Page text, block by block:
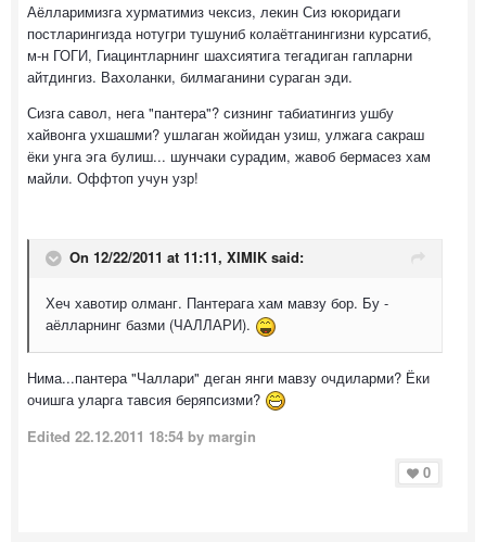
Аёлларимизга хурматимиз чексиз, лекин Сиз юкоридаги
постларингизда нотугри тушуниб колаётганингизни курсатиб,
м-н ГОГИ, Гиацинтларнинг шахсиятига тегадиган гапларни
айтдингиз. Вахоланки, билмаганини сураган эди.
Сизга савол, нега "пантера"? сизнинг табиатингиз ушбу
хайвонга ухшашми? ушлаган жойидан узиш, улжага сакраш
ёки унга эга булиш... шунчаки сурадим, жавоб бермасез хам
майли. Оффтоп учун узр!
On 12/22/2011 at 11:11, XIMIK said:
Хеч хавотир олманг. Пантерага хам мавзу бор. Бу -
аёлларнинг базми (ЧАЛЛАРИ).
Нима...пантера "Чаллари" деган янги мавзу очдиларми? Ёки
очишга уларга тавсия беряпсизми?
Edited 22.12.2011 18:54 by margin
0